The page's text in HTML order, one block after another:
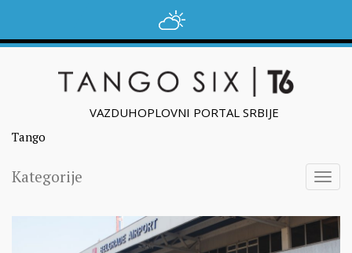
VAZDUHOPLOVNI PORTAL SRBIJE
Tango
Kategorije